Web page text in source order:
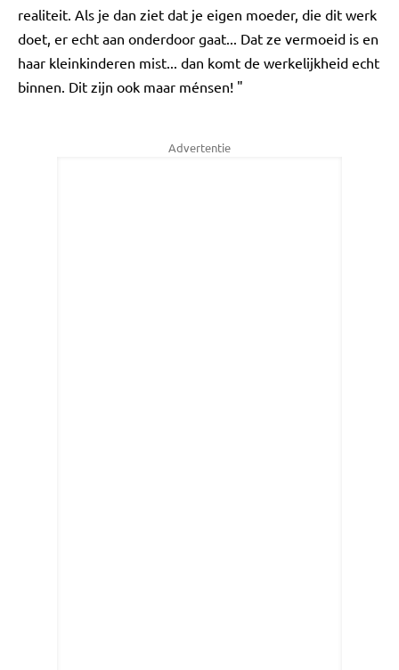
realiteit. Als je dan ziet dat je eigen moeder, die dit werk
doet, er echt aan onderdoor gaat... Dat ze vermoeid is en
haar kleinkinderen mist... dan komt de werkelijkheid echt
binnen. Dit zijn ook maar ménsen! "
Advertentie